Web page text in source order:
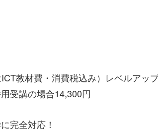
教材費・消費税込み）レベルアッ
受講の場合14,300円
完全対応！